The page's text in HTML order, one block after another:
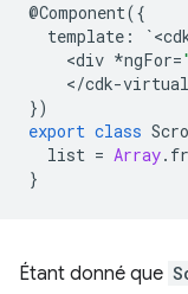
@Component({
template : `<
<div *ngFor=
</cdk-virtual
})
export class
list = Array.
}
Étant donné que